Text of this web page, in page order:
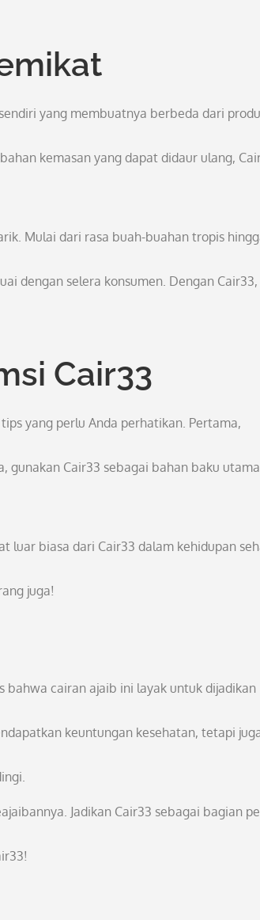
yang membuatnya berbeda dari
kemasan yang dapat didaur ulang,
Mulai dari rasa buah-buahan tropis
dengan selera konsumen. Dengan Cair33,
Cair33
yang perlu Anda perhatikan. Pertama,
gunakan Cair33 sebagai bahan baku utama
luar biasa dari Cair33 dalam kehidupan
juga!
bahwa cairan ajaib ini layak untuk dijadikan
keuntungan kesehatan, tetapi
Jadikan Cair33 sebagai bagian